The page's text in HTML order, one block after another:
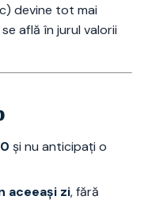
devine tot mai
află în jurul valorii
și nu anticipați o
aceeași zi, fără